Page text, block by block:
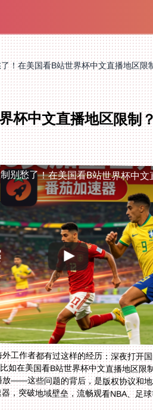
！在美国看B站世界杯中文直播地区
杯中文直播地区限制
别愁了！在美国看B站世界杯中
工作者都有过这样的经历：深夜打开
如在美国看B站世界杯中文直播地区限
——这些问题的背后，是版权协议和
加速器，突破地域壁垒，流畅观看NBA、